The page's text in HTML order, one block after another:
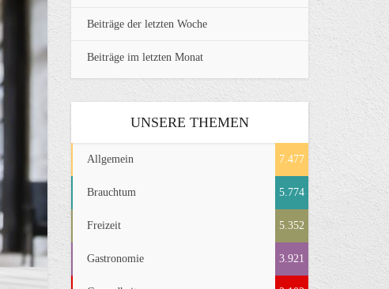
Beiträge der letzten Woche
Beiträge im letzten Monat
UNSERE THEMEN
Allgemein 7.477
Brauchtum 5.774
Freizeit 5.352
Gastronomie 3.921